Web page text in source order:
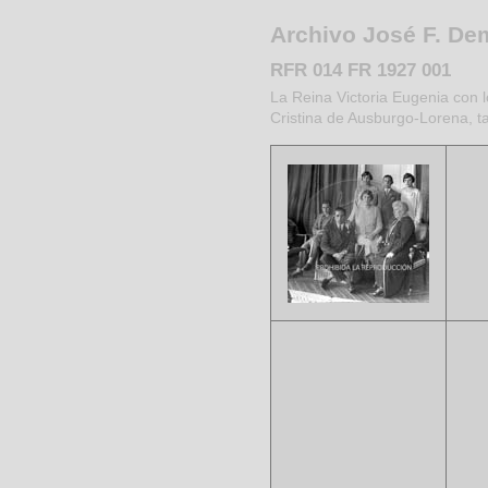
Archivo José F.
RFR 014 FR 1927 001
La Reina Victoria Eugenia con
Cristina de Ausburgo-Lorena,